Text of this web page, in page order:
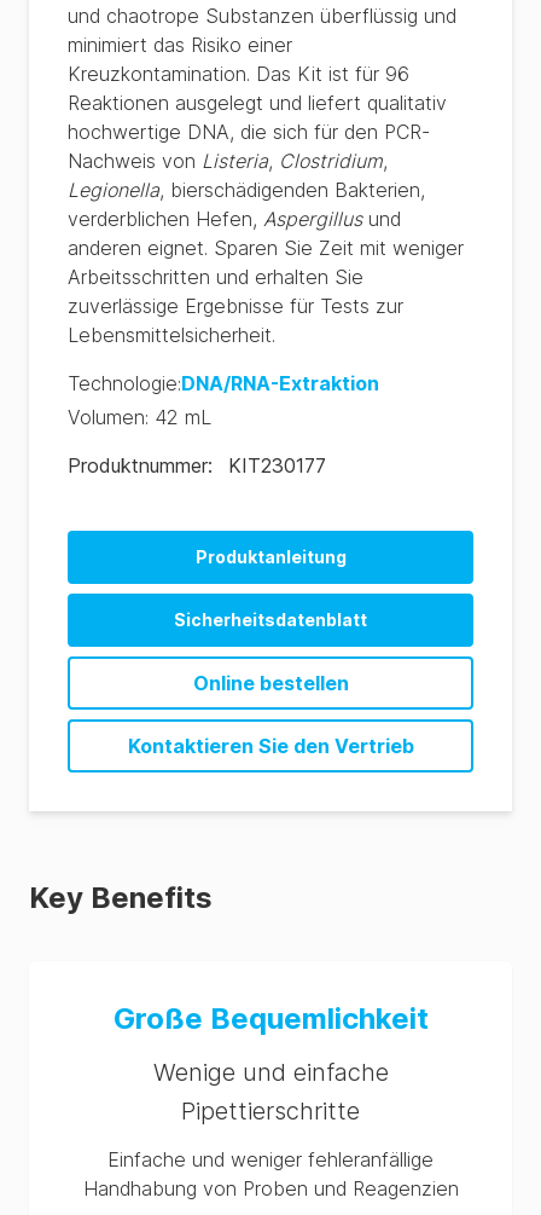
und chaotrope Substanzen überflüssig und
minimiert das Risiko einer
Kreuzkontamination. Das Kit ist für 96
Reaktionen ausgelegt und liefert qualitativ
hochwertige DNA, die sich für den PCR-
Nachweis von Listeria, Clostridium,
Legionella, bierschädigenden Bakterien,
verderblichen Hefen, Aspergillusund
anderen eignet. Sparen Sie Zeit mit weniger
Arbeitsschritten und erhalten Sie
zuverlässige Ergebnisse für Tests zur
Lebensmittelsicherheit.
Technologie:DNA/RNA-Extraktion
Volumen: 42 mL
Produktnummer: KIT230177
Produktanleitung
Aspergillus
Beer Spoiling Bacteria
Clostridium botulinum
StarPrep® Two Kit Yeast And Mold Product
Sicherheitsdatenblatt
foodproof® StarPrep® Two Kit SDS (FR-fr)
Online bestellen
Kontaktieren Sie den Vertrieb
Key Benefits
Große Bequemlichkeit
Wenige und einfache
Pipettierschritte
Einfache und weniger fehleranfällige
Handhabung von Proben und Reagenzien